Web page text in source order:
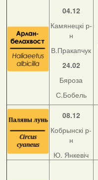
04.12
Камянецкі р-
н
В.Пракапчук
24.02
Бяроза
С.Бобель
08.12
Кобрынскі р-
н
Ю. Янкевіч